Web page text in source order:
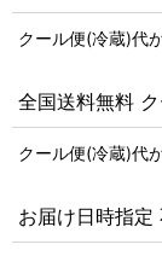
クール便(冷蔵)代
全国送料無料
クール便(冷蔵)代
お届け日時指定